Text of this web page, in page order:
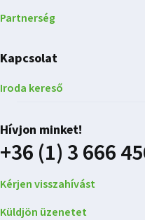
Partnerség
Kapcsolat
Iroda kereső
Hívjon minket!
+36 (1) 3 666
Kérjen visszahívást
Küldjön üzenetet